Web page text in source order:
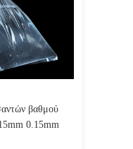
βαθμού
0.15mm